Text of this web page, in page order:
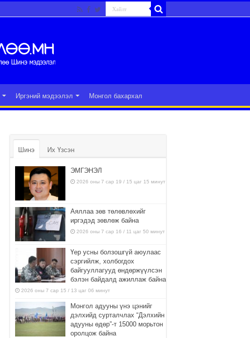
Иргэний мэдээлэл Монгол бахархал
Шинэ Их Үзсэн
ЭМГЭНЭЛ
2026 оны 7 сар 19 / 15 цаг 15 минут
Аяллаа зөв төлөвлөхийг
иргэдэд зөвлөж байна
2026 оны 7 сар 16 / 11 цаг 50 минут
Үер усны болзошгүй аюулаас
сэргийлж, холбогдох
байгууллагууд өндөржүүлсэн
бэлэн байдалд ажиллаж байна
2026 оны 7 сар 15 / 13 цаг 06 минут
Монгол адууны үнэ цэнийг
дэлхийд сурталчлах “Дэлхийн
адууны өдөр”-т 15000 морьтон
оролцож байна